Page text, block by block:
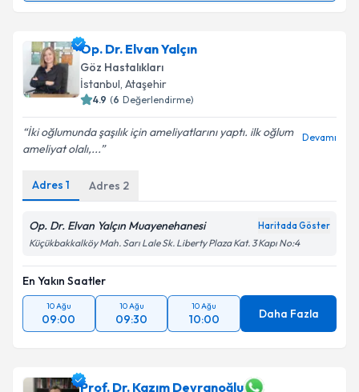
için bir takvim hazırlandığında e-posta ile
bilgilendireceğiz.
E-posta Adresiniz
Metni 'ni okudum ve kişisel verilerimin belirtilen
Op. Dr. Elvan Yalçın
Göz Hastalıkları
İstanbul, Ataşehir
4.9 (6 Değerlendirme)
İki oğlumunda şaşılık için ameliyatlarını yaptı. ilk oğlum
ameliyat olalı,...
Devamı
Adres 1 Adres 2
Op. Dr. Elvan Yalçın Muayenehanesi Haritada Göster
Küçükbakkalköy Mah. Sarı Lale Sk. Liberty Plaza Kat. 3 Kapı No:4
En Yakın Saatler
10 Ağu
09:00
10 Ağu
09:30
10 Ağu
10:00 Daha Fazla
Prof. Dr. Kazım Devranoğlu